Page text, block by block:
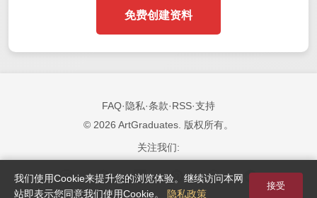
免费创建资料
FAQ· 隐私·条款·RSS·支持
© 2026 ArtGraduates. 版权所有。
关注我们:
我们使用Cookie来提升您的浏览体验。继续访问本网
站即表示您同意我们使用Cookie。
隐私政策
接受